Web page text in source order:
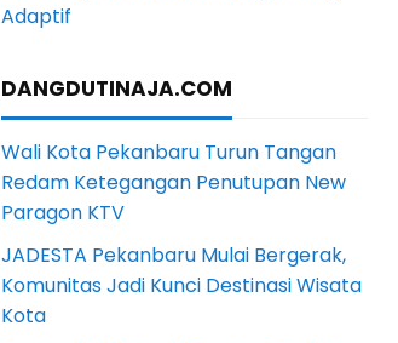
Adaptif
DANGDUTINAJA.COM
Wali Kota Pekanbaru Turun Tangan
Redam Ketegangan Penutupan New
Paragon KTV
JADESTA Pekanbaru Mulai Bergerak,
Komunitas Jadi Kunci Destinasi Wisata
Kota